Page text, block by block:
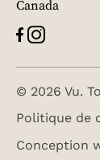
Canada
© 2026 Vu.
Politique de
Conception